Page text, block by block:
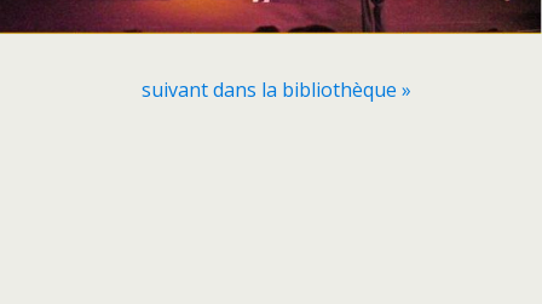
suivant dans la bibliothèque »